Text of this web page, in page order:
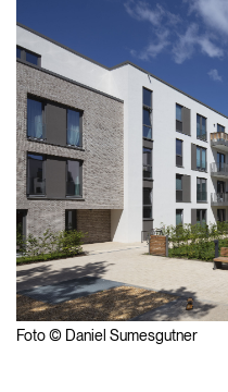
Foto © Daniel Sumesgutner